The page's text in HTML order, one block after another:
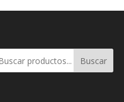
Buscar